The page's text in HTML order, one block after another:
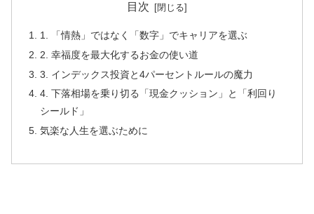
目次
1. 「情熱」ではなく「数字」でキャリアを選ぶ
2. 幸福度を最大化するお金の使い道
3. インデックス投資と4パーセントルールの魔力
4. 下落相場を乗り切る「現金クッション」と「利回り
シールド」
気楽な人生を選ぶために